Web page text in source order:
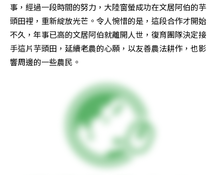
事，經過一段時間的努力，大陸窗螢成功在文居阿伯的芋
頭田裡，重新綻放光芒。令人惋惜的是，這段合作才開始
不久，年事已高的文居阿伯就離開人世，復育團隊決定接
手這片芋頭田，延續老農的心願，以友善農法耕作，也影
響周邊的一些農民。